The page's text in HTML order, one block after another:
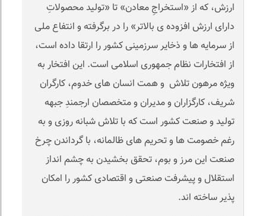
ارزش، که از «استخراجِ معادن» تا «تولید محصولاتِ
دارای ارزش افزوده ی بالاتر» را در برگرفته و انتفاع ملی
از سرمایه ها و ذخایر سرزمینی کشور را ارتقا داده است،
از افتخارات نظام جمهوری اسلامی است. این افتخار به
ویژه مرهون تلاش و همت انسان های خدوم، کارگران
شریف، کارگزاران و مدیران و متخصصان ارجمندِ جبهه
تولید و صنعت کشور است که با تلاش شبانه روزی و به
رغم خصومت ها و تحریم های ظالمانه، با گرداندن چرخ
صنعت این مرز و بوم، تحقق بخشیدن به چشم انداز
استقلال و پیشرفت صنعتی و اقتصادی کشور را امکان
پذیر ساخته اند.